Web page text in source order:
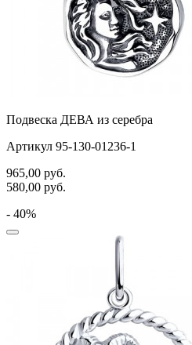
Подвеска ДЕВА из серебра
Артикул 95-130-01236-1
965,00 руб.
580,00 руб.
- 40%